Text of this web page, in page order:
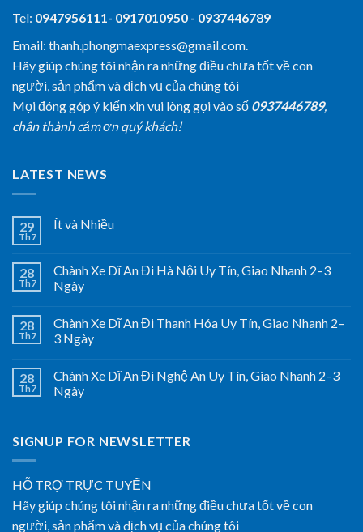
Tel: 0947956111- 0917010950 - 0937446789
Email: thanh.phongmaexpress@gmail.com.
Hãy giúp chúng tôi nhận ra những điều chưa tốt về con
người, sản phẩm và dịch vụ của chúng tôi
Mọi đóng góp ý kiến xin vui lòng gọi vào số 0937446789,
chân thành cảm ơn quý khách!
LATEST NEWS
29
Th7
Ít và Nhiều
28
Th7
Chành Xe Dĩ An Đi Hà Nội Uy Tín, Giao Nhanh 2–3
Ngày
28
Th7
Chành Xe Dĩ An Đi Thanh Hóa Uy Tín, Giao Nhanh 2–
3 Ngày
28
Th7
Chành Xe Dĩ An Đi Nghệ An Uy Tín, Giao Nhanh 2–3
Ngày
SIGNUP FOR NEWSLETTER
HỖ TRỢ TRỰC TUYẾN
Hãy giúp chúng tôi nhận ra những điều chưa tốt về con
người, sản phẩm và dịch vụ của chúng tôi